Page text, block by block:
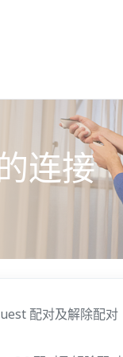
连接
配对及解除配对